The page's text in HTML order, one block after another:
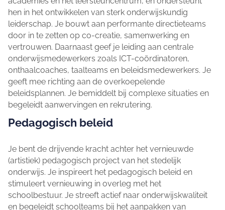
hen in het ontwikkelen van sterk onderwijskundig
leiderschap. Je bouwt aan performante directieteams
door in te zetten op co-creatie, samenwerking en
vertrouwen. Daarnaast geef je leiding aan centrale
onderwijsmedewerkers zoals ICT-coördinatoren,
onthaalcoaches, taalteams en beleidsmedewerkers. Je
geeft mee richting aan de overkoepelende
beleidsplannen. Je bemiddelt bij complexe situaties en
begeleidt aanwervingen en rekrutering.
Pedagogisch beleid
Je bent de drijvende kracht achter het vernieuwde
(artistiek) pedagogisch project van het stedelijk
onderwijs. Je inspireert het pedagogisch beleid en
stimuleert vernieuwing in overleg met het
schoolbestuur. Je streeft actief naar onderwijskwaliteit
en begeleidt schoolteams bij het aanpakken van